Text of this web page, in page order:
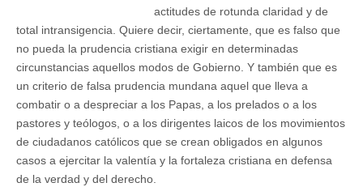
actitudes de rotunda claridad y de
total intransigencia. Quiere decir, ciertamente, que es falso que
no pueda la prudencia cristiana exigir en determinadas
circunstancias aquellos modos de Gobierno. Y también que es
un criterio de falsa prudencia mundana aquel que lleva a
combatir o a despreciar a los Papas, a los prelados o a los
pastores y teólogos, o a los dirigentes laicos de los movimientos
de ciudadanos católicos que se crean obligados en algunos
casos a ejercitar la valentía y la fortaleza cristiana en defensa
de la verdad y del derecho.